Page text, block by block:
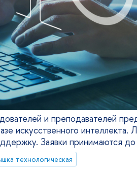
и преподавателей
искусственного интеллекта.
Заявки принимаются
технологическая